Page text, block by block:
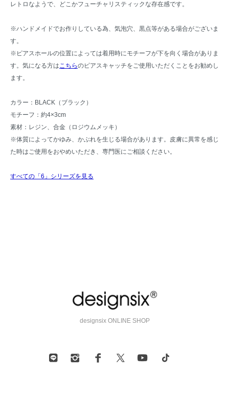
レトロなようで、どこかフューチャリスティックな存在感です。
※ハンドメイドでお作りしている為、気泡穴、黒点等がある場合がございま
す。
※ピアスホールの位置によっては着用時にモチーフが下を向く場合がありま
す。気になる方はこちらのピアスキャッチをご使用いただくことをお勧めし
ます。
カラー：BLACK（ブラック）
モチーフ：約4×3cm
素材：レジン、合金（ロジウムメッキ）
※体質によってかゆみ、かぶれを生じる場合があります。皮膚に異常を感じ
た時はご使用をおやめいただき、専門医にご相談ください。
すべての「6」シリーズを見る
designsix ONLINE SHOP